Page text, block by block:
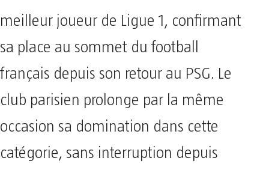
meilleur joueur de Ligue 1, confirmant
sa place au sommet du football
français depuis son retour au PSG. Le
club parisien prolonge par la même
occasion sa domination dans cette
catégorie, sans interruption depuis